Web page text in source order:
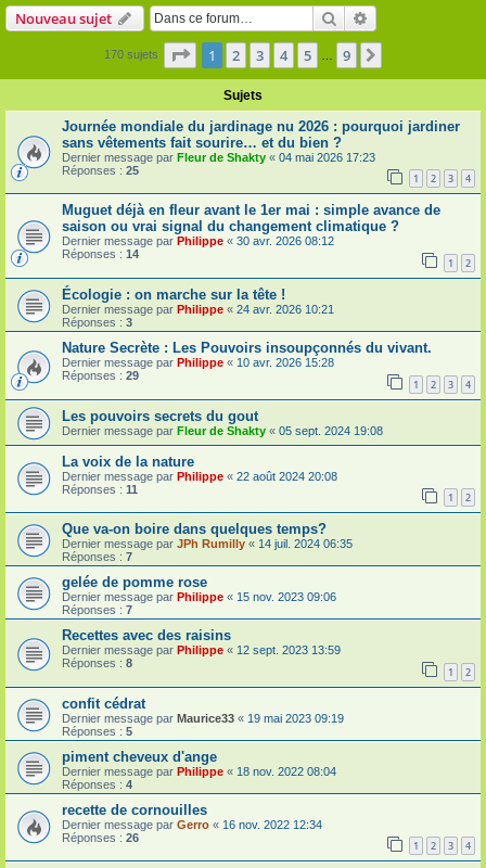
Nouveau sujet Rechercher
170 sujets Page 1sur9
1 2 3 4 5 9
Sujets
Journée mondiale du jardinage nu 2026 : pourquoi jardiner
sans vêtements fait sourire… et du bien ?
Dernier message par Fleur de Shakty « 04 mai 2026 17:23
Réponses : 25
1 2 3 4
Muguet déjà en fleur avant le 1er mai : simple avance de
saison ou vrai signal du changement climatique ?
Dernier message par Philippe « 30 avr. 2026 08:12
Réponses : 14
1 2
Écologie : on marche sur la tête !
Dernier message par Philippe « 24 avr. 2026 10:21
Réponses : 3
Nature Secrète : Les Pouvoirs insoupçonnés du vivant.
Dernier message par Philippe « 10 avr. 2026 15:28
Réponses : 29
1 2 3 4
Les pouvoirs secrets du gout
Dernier message par Fleur de Shakty « 05 sept. 2024 19:08
La voix de la nature
Dernier message par Philippe « 22 août 2024 20:08
Réponses : 11
1 2
Que va-on boire dans quelques temps?
Dernier message par JPh Rumilly « 14 juil. 2024 06:35
Réponses : 7
gelée de pomme rose
Dernier message par Philippe « 15 nov. 2023 09:06
Réponses : 7
Recettes avec des raisins
Dernier message par Philippe « 12 sept. 2023 13:59
Réponses : 8
1 2
confit cédrat
Dernier message par Maurice33 « 19 mai 2023 09:19
Réponses : 5
piment cheveux d'ange
Dernier message par Philippe « 18 nov. 2022 08:04
Réponses : 4
recette de cornouilles
Dernier message par Gerro « 16 nov. 2022 12:34
Réponses : 26
1 2 3 4